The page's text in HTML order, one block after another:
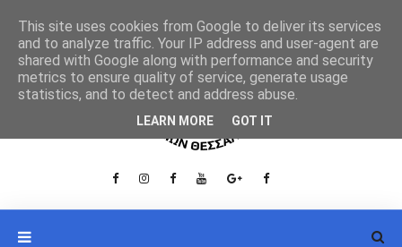
This site uses cookies from Google to deliver its services
and to analyze traffic. Your IP address and user-agent are
shared with Google along with performance and security
metrics to ensure quality of service, generate usage
statistics, and to detect and address abuse.
LEARN MORE GOT IT